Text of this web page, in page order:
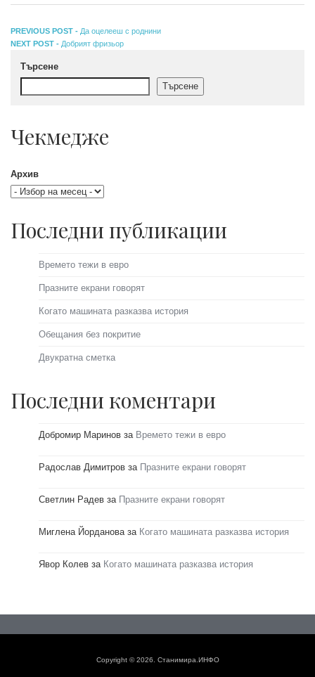
Навигация
PREVIOUS POST - Previous
post:
Да оцелееш с роднини
NEXT POST - Next
Добрият фризьор
Търсене
Търсене
Чекмедже
Архив
Последни публикации
Времето тежи в евро
Празните екрани говорят
Когато машината разказва история
Обещания без покритие
Двукратна сметка
Последни коментари
Добромир Маринов за Времето тежи в евро
Радослав Димитров за Празните екрани говорят
Светлин Радев за Празните екрани говорят
Миглена Йордановаза Когато машината разказва история
Явор Колев за Когато машината разказва история
Copyright © 2026. Станимира.ИНФО